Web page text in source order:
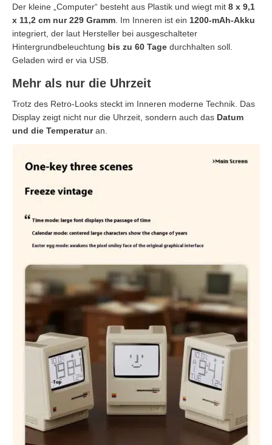
Der kleine „Computer“ besteht aus Plastik und wiegt mit 8 x 9,1
x 11,2 cm nur 229 Gramm . Im Inneren ist ein 1200-mAh-Akku
integriert, der laut Hersteller bei ausgeschalteter
Hintergrundbeleuchtung bis zu 60 Tage durchhalten soll.
Geladen wird er via USB.
Mehr als nur die Uhrzeit
Trotz des Retro-Looks steckt im Inneren moderne Technik. Das
Display zeigt nicht nur die Uhrzeit, sondern auch das Datum
und die Temperaturan.